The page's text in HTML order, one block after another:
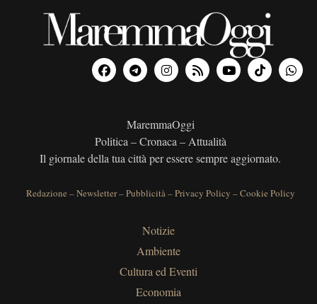
MaremmaOggi
Politica – Cronaca – Attualità
Il giornale della tua città per essere sempre aggiornato.
Redazione –Newsletter–Pubblicità–Privacy Policy –Cookie Policy
Notizie
Ambiente
Cultura ed Eventi
Economia